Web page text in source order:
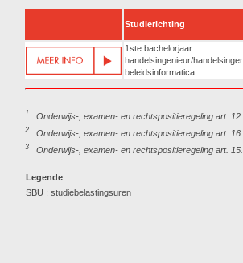
Studierichting
1ste bachelorjaar
handelsingenieur/
beleidsinformatica
1 Onderwijs-, examen- en rechtspositieregeling art.
2 Onderwijs-, examen- en rechtspositieregeling art.
3 Onderwijs-, examen- en rechtspositieregeling art.
Legende
SBU : studiebelastingsuren